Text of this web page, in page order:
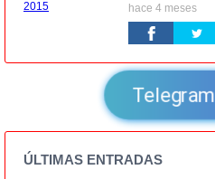
hace 4 meses
Telegram
ÚLTIMAS ENTRADAS